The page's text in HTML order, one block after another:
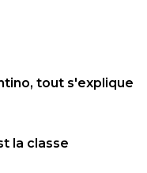
tout s'explique
la classe